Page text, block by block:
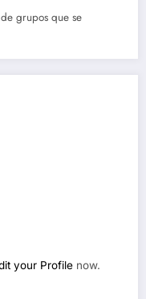
grupos que se
your Profile now.